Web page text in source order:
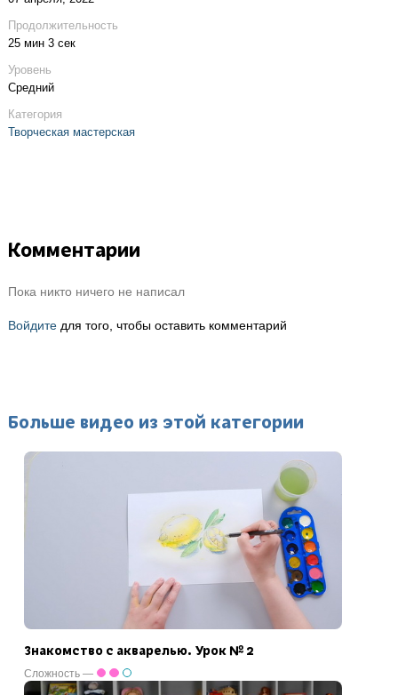
Продолжительность
25 мин 3 сек
Уровень
Средний
Категория
Творческая мастерская
Комментарии
Пока никто ничего не написал
Войдитедля того, чтобы оставить комментарий
Больше видео из этой категории
Знакомство с акварелью. Урок № 2
Сложность —